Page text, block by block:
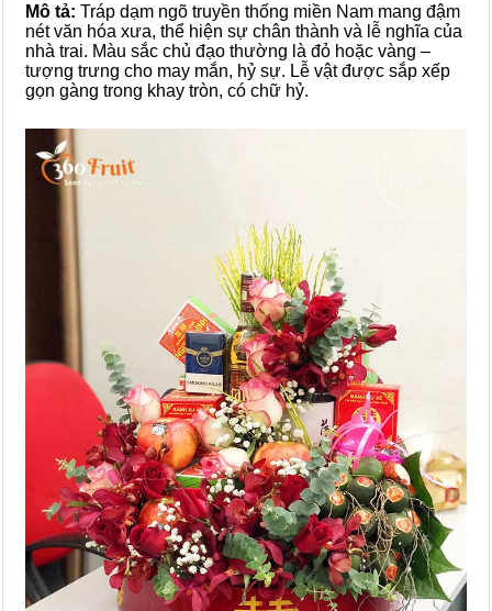
Mô tả: Tráp dạm ngõ truyền thống miền Nam mang đậm
nét văn hóa xưa, thể hiện sự chân thành và lễ nghĩa của
nhà trai. Màu sắc chủ đạo thường là đỏ hoặc vàng –
tượng trưng cho may mắn, hỷ sự. Lễ vật được sắp xếp
gọn gàng trong khay tròn, có chữ hỷ.